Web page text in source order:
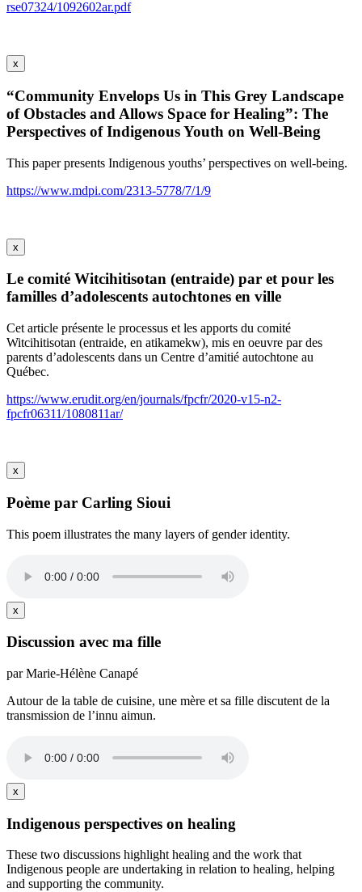
rse07324/1092602ar.pdf
x
“Community Envelops Us in This Grey Landscape
of Obstacles and Allows Space for Healing”: The
Perspectives of Indigenous Youth on Well-Being
This paper presents Indigenous youths’ perspectives on well-being.
https://www.mdpi.com/2313-5778/7/1/9
x
Le comité Witcihitisotan (entraide) par et pour les
familles d’adolescents autochtones en ville
Cet article présente le processus et les apports du comité
Witcihitisotan (entraide, en atikamekw), mis en oeuvre par des
parents d’adolescents dans un Centre d’amitié autochtone au
Québec.
https://www.erudit.org/en/journals/fpcfr/2020-v15-n2-
fpcfr06311/1080811ar/
x
Poème par Carling Sioui
This poem illustrates the many layers of gender identity.
x
Discussion avec ma fille
par Marie-Hélène Canapé
Autour de la table de cuisine, une mère et sa fille discutent de la
transmission de l’innu aimun.
x
Indigenous perspectives on healing
These two discussions highlight healing and the work that
Indigenous people are undertaking in relation to healing, helping
and supporting the community.